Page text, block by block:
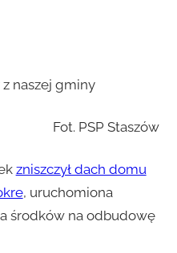
Fot. PSP Staszów
zniszczył dach domu
, uruchomiona
środków na odbudowę